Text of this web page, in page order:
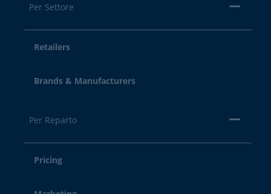
Per Settore
Retailers
Brands & Manufacturers
Per Reparto
Pricing